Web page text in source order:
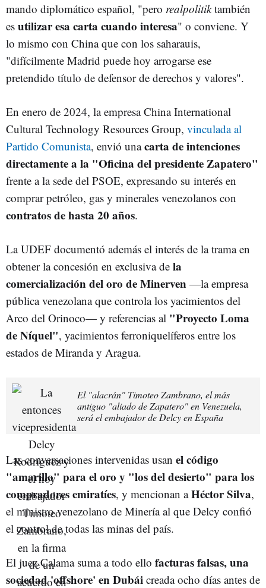
mando diplomático español, "pero realpolitiktambién
es utilizar esa carta cuando interesa" o conviene. Y
lo mismo con China que con los saharauis,
"difícilmente Madrid puede hoy arrogarse ese
pretendido título de defensor de derechos y valores".
En enero de 2024, la empresa China International
Cultural Technology Resources Group, vinculada al
Partido Comunista, envió unacarta de intenciones
directamente a la "Oficina del presidente Zapatero"
frente a la sede del PSOE, expresando su interés en
comprar petróleo, gas y minerales venezolanos con
contratos de hasta 20 años.
La UDEF documentó además el interés de la trama en
obtener la concesión en exclusiva de la
comercialización del oro de Minerven —la empresa
pública venezolana que controla los yacimientos del
Arco del Orinoco— y referencias al "Proyecto Loma
de Níquel", yacimientos ferroniquelíferos entre los
estados de Miranda y Aragua.
El "alacrán" Timoteo Zambrano, el más
antiguo "aliado de Zapatero" en Venezuela,
será el embajador de Delcy en España
Las conversaciones intervenidas usan el código
"amarillo" para el oro y "los del desierto" para los
compradores emiratíes, y mencionan aHéctor Silva,
el ministro venezolano de Minería al que Delcy confió
el control de todas las minas del país.
El juez Calama suma a todo ello facturas falsas, una
sociedad 'offshore' en Dubái creada ocho días antes de